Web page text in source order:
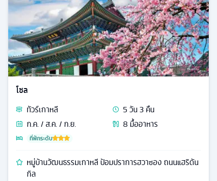
โซล
ทัวร์เกาหลี 5วัน3 คืน
ก.ค. / ส.ค. / ก.ย.
8 มื้ออาหาร
ที่พักระดับ
หมู่บ้านวัฒนธรรมเกาหลี ป้อมปราการฮวาซอง ถนนแฮริดัน
กิล